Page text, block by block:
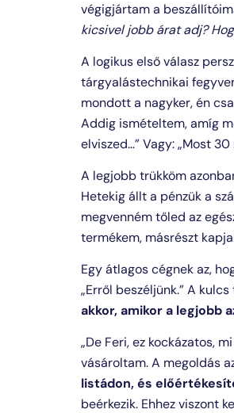
végigjártam a
kicsivel jobb árat adj?
A logikus első válasz
tárgyalástechnikai
mondott a nagyker, én
Addig ismételtem, amíg
elviszed…” Vagy: „Most
A legjobb trükköm
Hetekig állt a pénzük a
megvenném tőled az
termékem, másrészt
Egy átlagos cégnek az,
„Erről beszéljünk.” A
akkor, amikor a legjobb
„De Feri, ez kockázatos,
vásároltam. A megoldás
listádon, és
beérkezik. Ehhez viszont